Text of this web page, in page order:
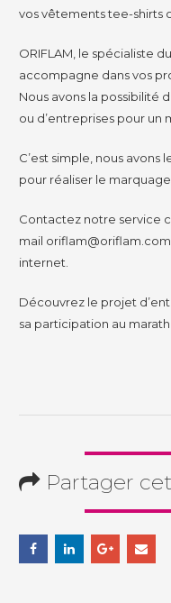
vos vêtements tee-shirts
ORIFLAM, le spécialiste
accompagne dans vos
Nous avons la possibilité
ou d’entreprises pour un
C’est simple, nous
pour réaliser le marquage.
Contactez notre service
mail oriflam@oriflam.com
internet.
Découvrez le projet
sa participation au
Partager